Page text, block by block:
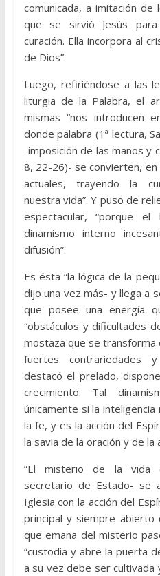
comunicada, a imitación
que se sirvió Jesús
curación. Ella incorpora al
de Dios”.
Luego, refiriéndose a las
liturgia de la Palabra, el
mismas “nos introducen
donde palabra (1ª lectura,
-imposición de las manos y
8, 22-26)- se convierten,
actuales, trayendo la
nuestra vida”. Y puso de
espectacular, “porque
dinamismo interno
difusión”.
Es ésta “la lógica de la
dijo una vez más- y llega a
que posee una energía
“obstáculos y dificultades
mostaza que se transforma
fuertes contrariedades
destacó el prelado,
crecimiento. Tal
únicamente si la
la fe, y es la acción del
la savia de la oración y de la
“El misterio de la vida
secretario de Estado- se
Iglesia con la acción del
principal y siempre abierto
que emana del misterio
“custodia y abre la puerta
a su vez debe ser cultivada